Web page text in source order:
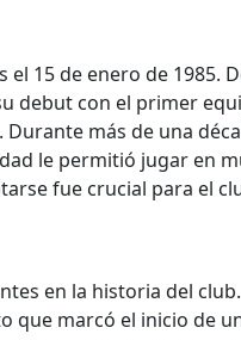
el 15 de enero de
debut con el primer
más de una
le permitió jugar en
fue crucial para el
en la historia del
que marcó el inicio de